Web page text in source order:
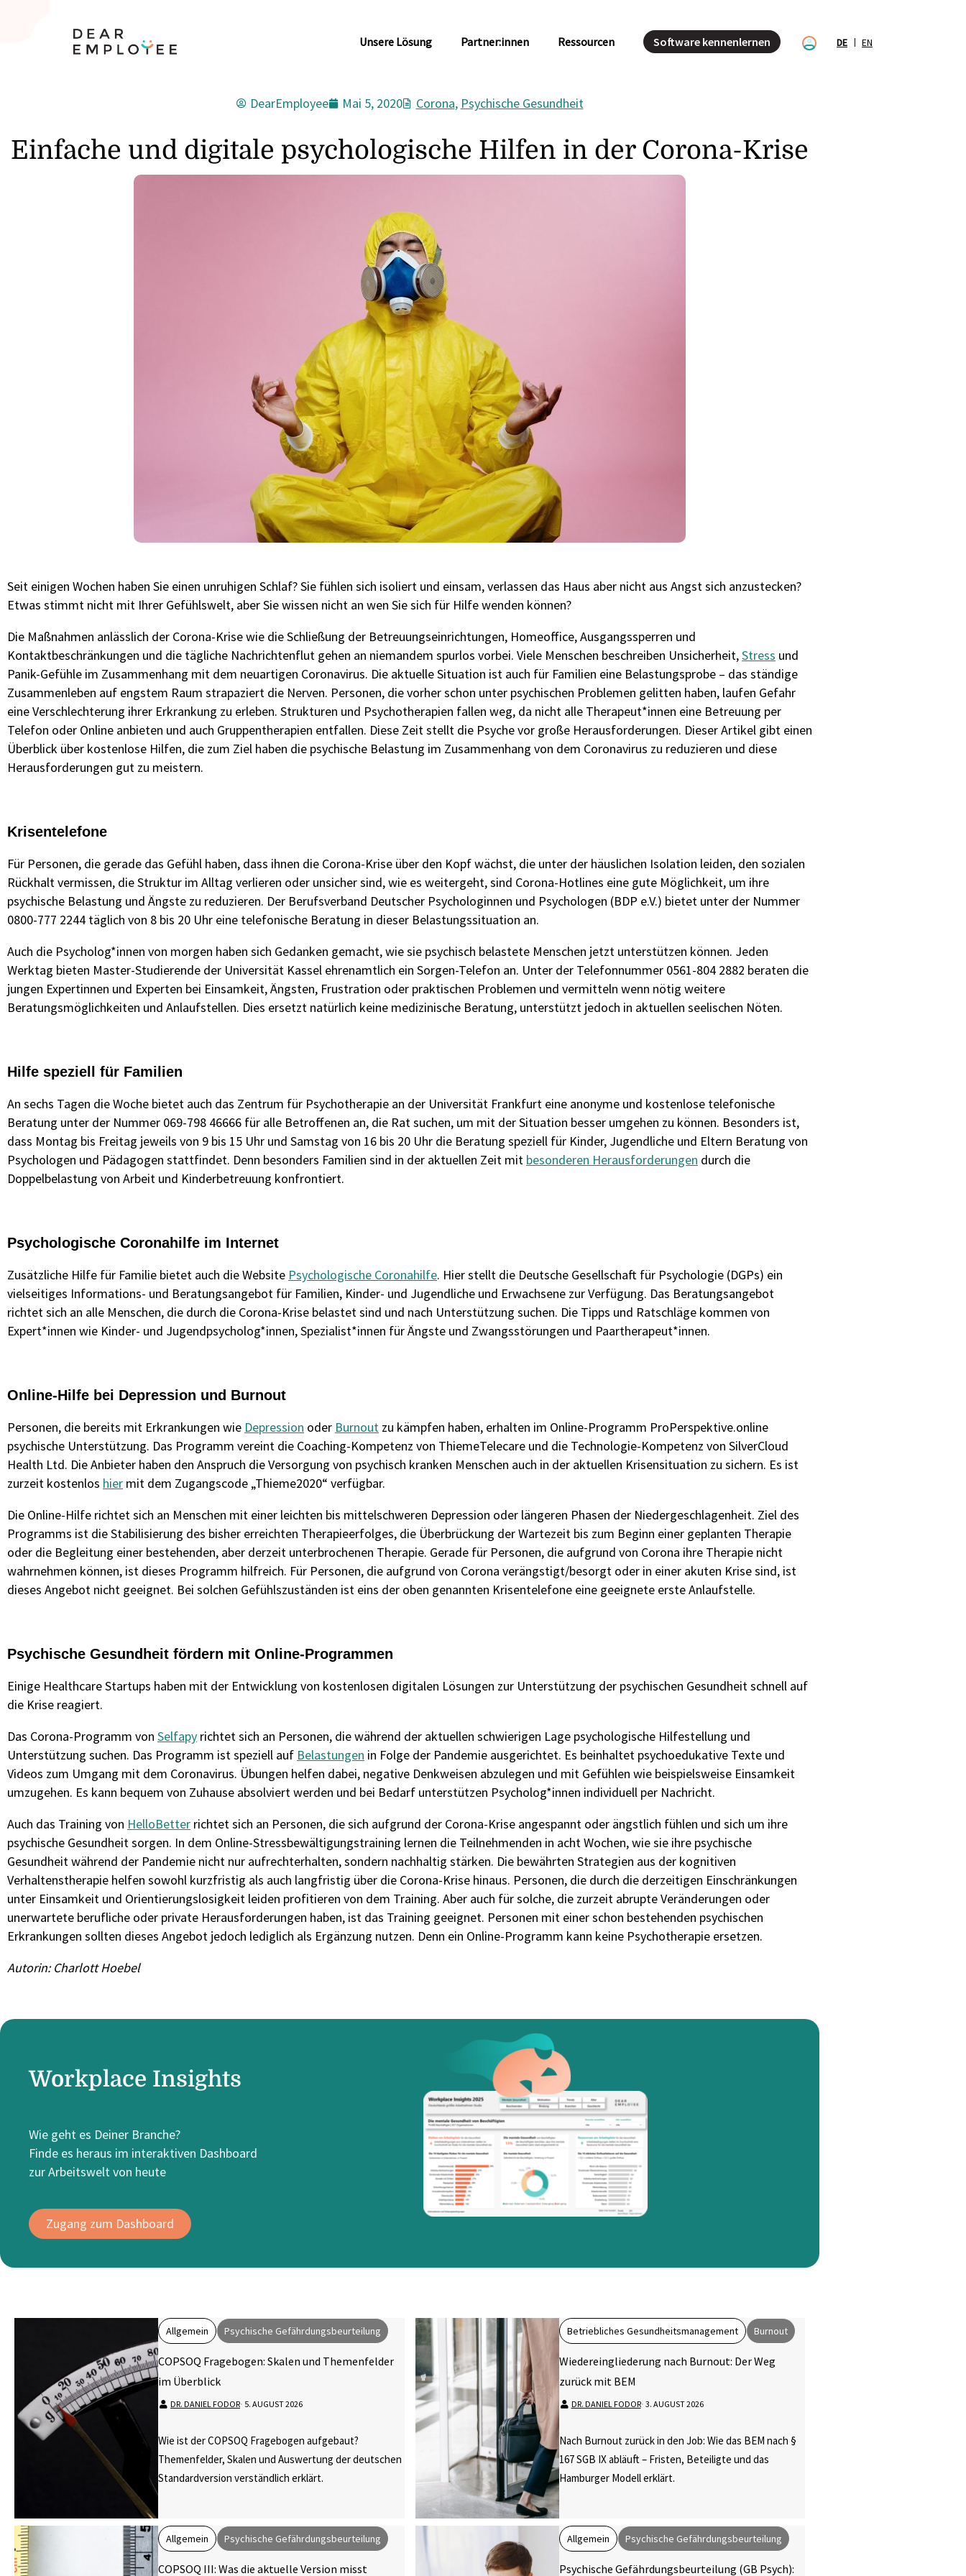
Unsere Lösung Partner:innen Ressourcen Software kennenlernen DE EN
DearEmployee Mai 5, 2020 Corona, Psychische Gesundheit
Einfache und digitale psychologische Hilfen in der Corona-Krise
Seit einigen Wochen haben Sie einen unruhigen Schlaf? Sie fühlen sich isoliert und einsam, verlassen das Haus aber nicht aus Angst sich anzustecken?
Etwas stimmt nicht mit Ihrer Gefühlswelt, aber Sie wissen nicht an wen Sie sich für Hilfe wenden können?
Die Maßnahmen anlässlich der Corona-Krise wie die Schließung der Betreuungseinrichtungen, Homeoffice, Ausgangssperren und
Kontaktbeschränkungen und die tägliche Nachrichtenflut gehen an niemandem spurlos vorbei. Viele Menschen beschreiben Unsicherheit,Stress und
Panik-Gefühle im Zusammenhang mit dem neuartigen Coronavirus. Die aktuelle Situation ist auch für Familien eine Belastungsprobe – das ständige
Zusammenleben auf engstem Raum strapaziert die Nerven. Personen, die vorher schon unter psychischen Problemen gelitten haben, laufen Gefahr
eine Verschlechterung ihrer Erkrankung zu erleben. Strukturen und Psychotherapien fallen weg, da nicht alle Therapeut*innen eine Betreuung per
Telefon oder Online anbieten und auch Gruppentherapien entfallen. Diese Zeit stellt die Psyche vor große Herausforderungen. Dieser Artikel gibt einen
Überblick über kostenlose Hilfen, die zum Ziel haben die psychische Belastung im Zusammenhang von dem Coronavirus zu reduzieren und diese
Herausforderungen gut zu meistern.
Krisentelefone
Für Personen, die gerade das Gefühl haben, dass ihnen die Corona-Krise über den Kopf wächst, die unter der häuslichen Isolation leiden, den sozialen
Rückhalt vermissen, die Struktur im Alltag verlieren oder unsicher sind, wie es weitergeht, sind Corona-Hotlines eine gute Möglichkeit, um ihre
psychische Belastung und Ängste zu reduzieren. Der Berufsverband Deutscher Psychologinnen und Psychologen (BDP e.V.) bietet unter der Nummer
0800-777 2244 täglich von 8 bis 20 Uhr eine telefonische Beratung in dieser Belastungssituation an.
Auch die Psycholog*innen von morgen haben sich Gedanken gemacht, wie sie psychisch belastete Menschen jetzt unterstützen können. Jeden
Werktag bieten Master-Studierende der Universität Kassel ehrenamtlich ein Sorgen-Telefon an. Unter der Telefonnummer 0561-804 2882 beraten die
jungen Expertinnen und Experten bei Einsamkeit, Ängsten, Frustration oder praktischen Problemen und vermitteln wenn nötig weitere
Beratungsmöglichkeiten und Anlaufstellen. Dies ersetzt natürlich keine medizinische Beratung, unterstützt jedoch in aktuellen seelischen Nöten.
Hilfe speziell für Familien
An sechs Tagen die Woche bietet auch das Zentrum für Psychotherapie an der Universität Frankfurt eine anonyme und kostenlose telefonische
Beratung unter der Nummer 069-798 46666 für alle Betroffenen an, die Rat suchen, um mit der Situation besser umgehen zu können. Besonders ist,
dass Montag bis Freitag jeweils von 9 bis 15 Uhr und Samstag von 16 bis 20 Uhr die Beratung speziell für Kinder, Jugendliche und Eltern Beratung von
Psychologen und Pädagogen stattfindet. Denn besonders Familien sind in der aktuellen Zeit mit besonderen Herausforderungen durch die
Doppelbelastung von Arbeit und Kinderbetreuung konfrontiert.
Psychologische Coronahilfe im Internet
Zusätzliche Hilfe für Familie bietet auch die Website Psychologische Coronahilfe. Hier stellt die Deutsche Gesellschaft für Psychologie (DGPs) ein
vielseitiges Informations- und Beratungsangebot für Familien, Kinder- und Jugendliche und Erwachsene zur Verfügung. Das Beratungsangebot
richtet sich an alle Menschen, die durch die Corona-Krise belastet sind und nach Unterstützung suchen. Die Tipps und Ratschläge kommen von
Expert*innen wie Kinder- und Jugendpsycholog*innen, Spezialist*innen für Ängste und Zwangsstörungen und Paartherapeut*innen.
Online-Hilfe bei Depression und Burnout
Personen, die bereits mit Erkrankungen wie Depression oder Burnout zu kämpfen haben, erhalten im Online-Programm ProPerspektive.online
psychische Unterstützung. Das Programm vereint die Coaching-Kompetenz von ThiemeTelecare und die Technologie-Kompetenz von SilverCloud
Health Ltd. Die Anbieter haben den Anspruch die Versorgung von psychisch kranken Menschen auch in der aktuellen Krisensituation zu sichern. Es ist
zurzeit kostenlos hier mit dem Zugangscode „Thieme2020“ verfügbar.
Die Online-Hilfe richtet sich an Menschen mit einer leichten bis mittelschweren Depression oder längeren Phasen der Niedergeschlagenheit. Ziel des
Programms ist die Stabilisierung des bisher erreichten Therapieerfolges, die Überbrückung der Wartezeit bis zum Beginn einer geplanten Therapie
oder die Begleitung einer bestehenden, aber derzeit unterbrochenen Therapie. Gerade für Personen, die aufgrund von Corona ihre Therapie nicht
wahrnehmen können, ist dieses Programm hilfreich. Für Personen, die aufgrund von Corona verängstigt/besorgt oder in einer akuten Krise sind, ist
dieses Angebot nicht geeignet. Bei solchen Gefühlszuständen ist eins der oben genannten Krisentelefone eine geeignete erste Anlaufstelle.
Psychische Gesundheit fördern mit Online-Programmen
Einige Healthcare Startups haben mit der Entwicklung von kostenlosen digitalen Lösungen zur Unterstützung der psychischen Gesundheit schnell auf
die Krise reagiert.
Das Corona-Programm von Selfapy richtet sich an Personen, die während der aktuellen schwierigen Lage psychologische Hilfestellung und
Unterstützung suchen. Das Programm ist speziell auf Belastungen in Folge der Pandemie ausgerichtet. Es beinhaltet psychoedukative Texte und
Videos zum Umgang mit dem Coronavirus. Übungen helfen dabei, negative Denkweisen abzulegen und mit Gefühlen wie beispielsweise Einsamkeit
umzugehen. Es kann bequem von Zuhause absolviert werden und bei Bedarf unterstützen Psycholog*innen individuell per Nachricht.
Auch das Training von HelloBetter richtet sich an Personen, die sich aufgrund der Corona-Krise angespannt oder ängstlich fühlen und sich um ihre
psychische Gesundheit sorgen. In dem Online-Stressbewältigungstraining lernen die Teilnehmenden in acht Wochen, wie sie ihre psychische
Gesundheit während der Pandemie nicht nur aufrechterhalten, sondern nachhaltig stärken. Die bewährten Strategien aus der kognitiven
Verhaltenstherapie helfen sowohl kurzfristig als auch langfristig über die Corona-Krise hinaus. Personen, die durch die derzeitigen Einschränkungen
unter Einsamkeit und Orientierungslosigkeit leiden profitieren von dem Training. Aber auch für solche, die zurzeit abrupte Veränderungen oder
unerwartete berufliche oder private Herausforderungen haben, ist das Training geeignet. Personen mit einer schon bestehenden psychischen
Erkrankungen sollten dieses Angebot jedoch lediglich als Ergänzung nutzen. Denn ein Online-Programm kann keine Psychotherapie ersetzen.
Autorin: Charlott Hoebel
Workplace Insights
Wie geht es Deiner Branche?
Finde es heraus im interaktiven Dashboard
zur Arbeitswelt von heute
Zugang zum Dashboard
Allgemein Psychische Gefährdungsbeurteilung
COPSOQ Fragebogen: Skalen und Themenfelder
im Überblick
DR. DANIEL FODOR⋅ 5. AUGUST 2026
Wie ist der COPSOQ Fragebogen aufgebaut?
Themenfelder, Skalen und Auswertung der deutschen
Standardversion verständlich erklärt.
Betriebliches Gesundheitsmanagement Burnout
Wiedereingliederung nach Burnout: Der Weg
zurück mit BEM
DR. DANIEL FODOR⋅ 3. AUGUST 2026
Nach Burnout zurück in den Job: Wie das BEM nach §
167 SGB IX abläuft – Fristen, Beteiligte und das
Hamburger Modell erklärt.
Allgemein Psychische Gefährdungsbeurteilung
COPSOQ III: Was die aktuelle Version misst
Allgemein Psychische Gefährdungsbeurteilung
Psychische Gefährdungsbeurteilung (GB Psych):